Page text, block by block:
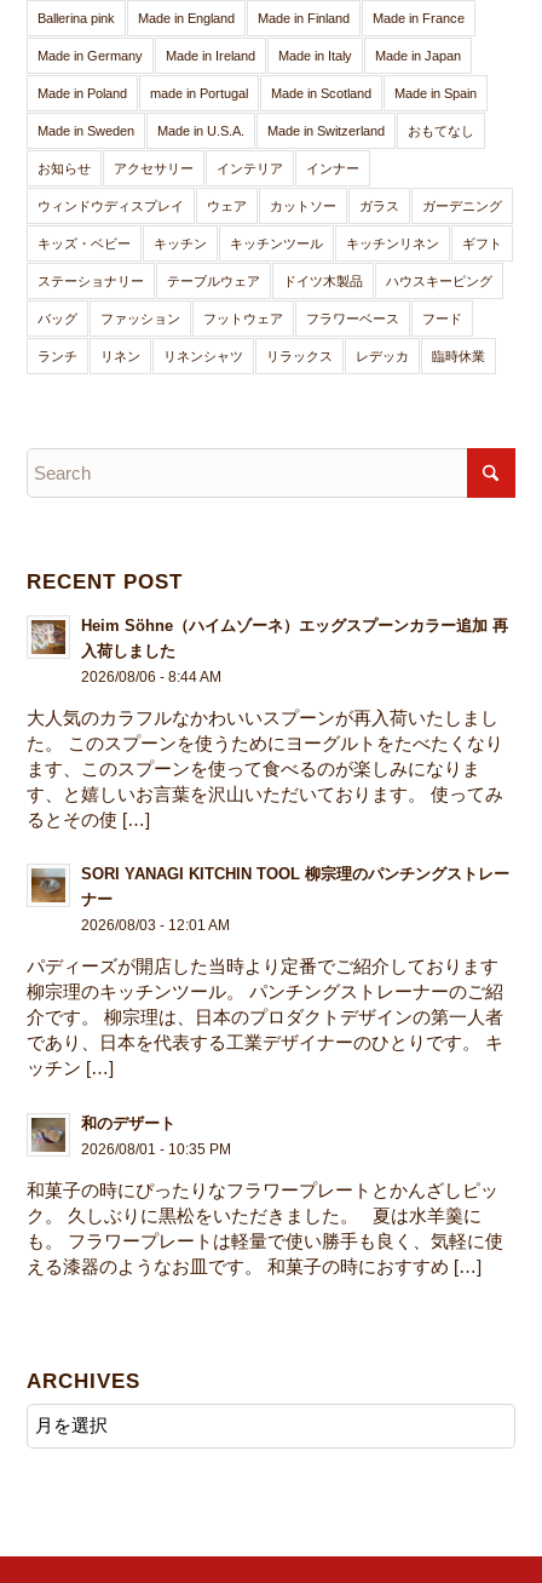
Ballerina pink Made in England Made in Finland Made in France
Made in Germany Made in Ireland Made in Italy Made in Japan
Made in Poland made in Portugal Made in Scotland Made in Spain
Made in Sweden Made in U.S.A. Made in Switzerland おもてなし
お知らせ アクセサリー インテリア インナー
ウィンドウディスプレイ ウェア カットソー ガラス ガーデニング
キッズ・ベビー キッチン キッチンツール キッチンリネン ギフト
ステーショナリー テーブルウェア ドイツ木製品 ハウスキーピング
バッグ ファッション フットウェア フラワーベース フード
ランチ リネン リネンシャツ リラックス レデッカ 臨時休業
RECENT POST
Heim Söhne（ハイムゾーネ）エッグスプーンカラー追加 再
入荷しました
2026/08/06 - 8:44 AM
大人気のカラフルなかわいいスプーンが再入荷いたしまし
た。 このスプーンを使うためにヨーグルトをたべたくなり
ます、このスプーンを使って食べるのが楽しみになりま
す、と嬉しいお言葉を沢山いただいております。 使ってみ
るとその使 […]
SORI YANAGI KITCHIN TOOL 柳宗理のパンチングストレー
ナー
2026/08/03 - 12:01 AM
パディーズが開店した当時より定番でご紹介しております
柳宗理のキッチンツール。 パンチングストレーナーのご紹
介です。 柳宗理は、日本のプロダクトデザインの第一人者
であり、日本を代表する工業デザイナーのひとりです。 キ
ッチン […]
和のデザート
2026/08/01 - 10:35 PM
和菓子の時にぴったりなフラワープレートとかんざしピッ
ク。 久しぶりに黒松をいただきました。 夏は水羊羹に
も。 フラワープレートは軽量で使い勝手も良く、気軽に使
える漆器のようなお皿です。 和菓子の時におすすめ […]
ARCHIVES